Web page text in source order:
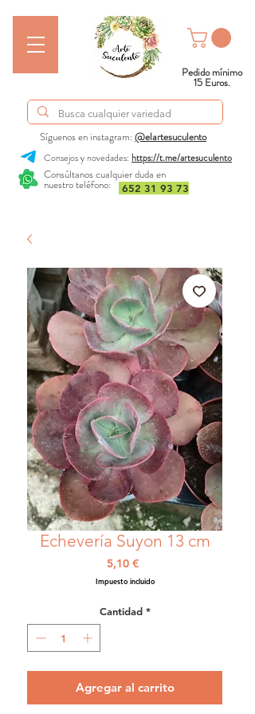
Consúltanos cualquier duda en
nuestro teléfono:
Síguenos en instagram:@elartesuculento
652 31 93 73
Consejos y novedades: https://t.me/artesuculento
Pedido mínimo
15 Euros.
Echevería Suyon 13 cm
5,10 €Precio
Impuesto incluido
Cantidad *
Agregar al carrito